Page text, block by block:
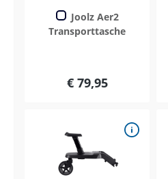
Joolz Aer2
Transporttasche
€ 79,95